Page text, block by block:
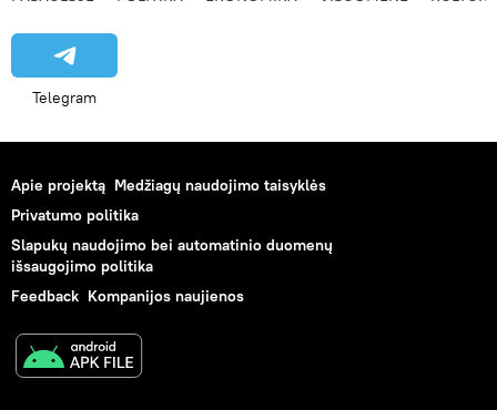
Telegram
Apie projektą Medžiagų naudojimo taisyklės
Privatumo politika
Slapukų naudojimo bei automatinio duomenų
išsaugojimo politika
Feedback Kompanijos naujienos